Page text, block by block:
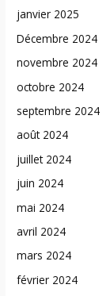
janvier 2025
Décembre 2024
novembre 2024
octobre 2024
septembre 2024
août 2024
juillet 2024
juin 2024
mai 2024
avril 2024
mars 2024
février 2024